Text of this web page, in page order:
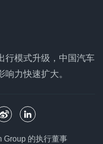
行模式升级，中国汽车
力快速扩大。
Group 的执行董事